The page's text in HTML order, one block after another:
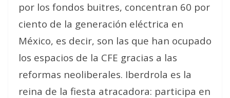
por los fondos buitres, concentran 60 por
ciento de la generación eléctrica en
México, es decir, son las que han ocupado
los espacios de la CFE gracias a las
reformas neoliberales. Iberdrola es la
reina de la fiesta atracadora: participa en